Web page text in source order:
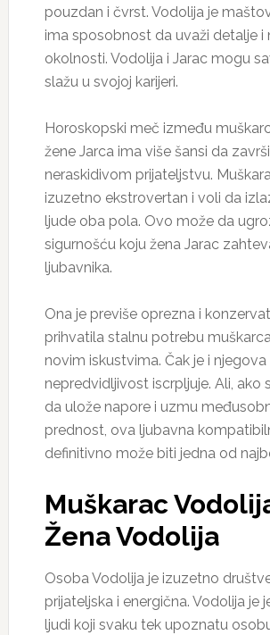
pouzdan i čvrst. Vodolija je
ima sposobnost da uvaži detalje i
okolnosti. Vodolija i Jarac mogu
slažu u svojoj karijeri.
Horoskopski meč između
žene Jarca ima više šansi da
neraskidivom prijateljstvu.
izuzetno ekstrovertan i voli da
ljude oba pola. Ovo može da
sigurnošću koju žena Jarac
ljubavnika.
Ona je previše oprezna i
prihvatila stalnu potrebu
novim iskustvima. Čak je i njegova
nepredvidljivost iscrpljuje. Ali, ako
da ulože napore i uzmu
prednost, ova ljubavna
definitivno može biti jedna od
Muškarac
Žena Vodolija
Osoba Vodolija je izuzetno
prijateljska i energična. Vodolija je
ljudi koji svaku tek upoznatu